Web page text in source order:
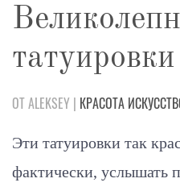
ОТ ALEKSEY | КРАСОТА
Эти татуировки так
фактически, услышать